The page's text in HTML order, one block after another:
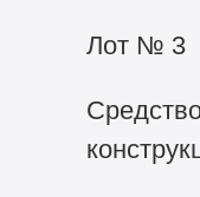
Лот № 3